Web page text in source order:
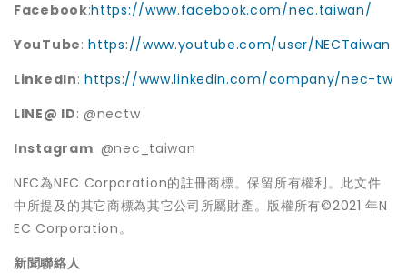
Facebook:https://www.facebook.com/nec.taiwan/
YouTube:https://www.youtube.com/user/NECTaiwan
LinkedIn:https://www.linkedin.com/company/nec-tw
LINE@ ID: @nectw
Instagram: @nec_taiwan
NEC為NEC Corporation的註冊商標。保留所有權利。此文件
中所提及的其它商標為其它公司所屬財產。版權所有©2021 年N
EC Corporation。
新聞聯絡人